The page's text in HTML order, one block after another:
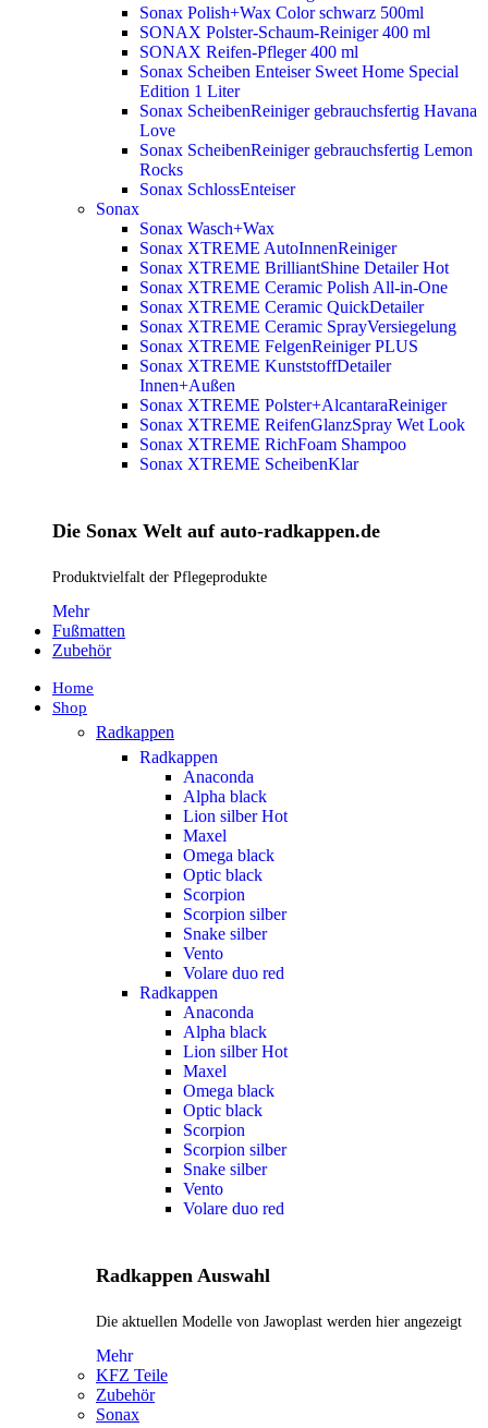
Sonax Polish+Wax Color schwarz 500ml
SONAX Polster-Schaum-Reiniger 400 ml
SONAX Reifen-Pfleger 400 ml
Sonax Scheiben Enteiser Sweet Home Special
Edition 1 Liter
Sonax ScheibenReiniger gebrauchsfertig Havana
Love
Sonax ScheibenReiniger gebrauchsfertig Lemon
Rocks
Sonax SchlossEnteiser
Sonax
Sonax Wasch+Wax
Sonax XTREME AutoInnenReiniger
Sonax XTREME BrilliantShine DetailerHot
Sonax XTREME Ceramic Polish All-in-One
Sonax XTREME Ceramic QuickDetailer
Sonax XTREME Ceramic SprayVersiegelung
Sonax XTREME FelgenReiniger PLUS
Sonax XTREME KunststoffDetailer
Innen+Außen
Sonax XTREME Polster+AlcantaraReiniger
Sonax XTREME ReifenGlanzSpray Wet Look
Sonax XTREME RichFoam Shampoo
Sonax XTREME ScheibenKlar
Die Sonax Welt auf auto-radkappen.de
Produktvielfalt der Pflegeprodukte
Mehr
Fußmatten
Zubehör
Home
Shop
Radkappen
Radkappen
Anaconda
Alpha black
Lion silberHot
Maxel
Omega black
Optic black
Scorpion
Scorpion silber
Snake silber
Vento
Volare duo red
Radkappen
Anaconda
Alpha black
Lion silberHot
Maxel
Omega black
Optic black
Scorpion
Scorpion silber
Snake silber
Vento
Volare duo red
Radkappen Auswahl
Die aktuellen Modelle von Jawoplast werden hier angezeigt
Mehr
KFZ Teile
Zubehör
Sonax